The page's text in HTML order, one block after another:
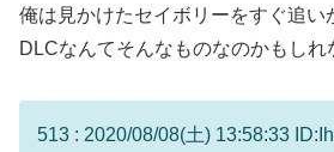
俺は見かけたセイボリーをすぐ追い
DLCなんてそんなものなのかもしれ
513 : 2020/08/08(土) 13:58:33